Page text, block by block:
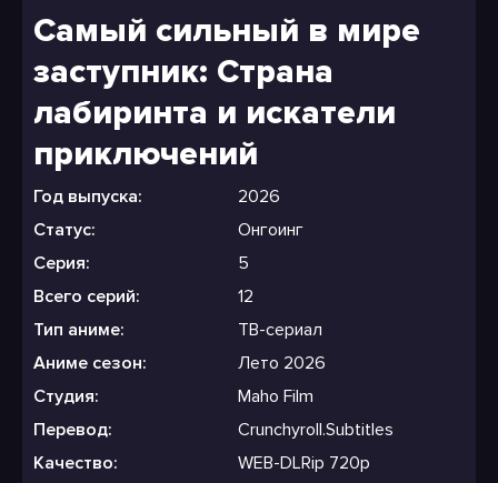
Самый сильный в мире
заступник: Страна
лабиринта и искатели
приключений
Год выпуска:
2026
Статус:
Онгоинг
Серия:
5
Всего серий:
12
Тип аниме:
ТВ-сериал
Аниме сезон:
Лето 2026
Студия:
Maho Film
Перевод:
Crunchyroll.Subtitles
Качество:
WEB-DLRip 720p